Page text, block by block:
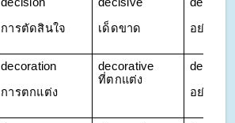
decision
การตัดสินใจ
decisive
เด็ดขาด อย่างเด็
decoration
การตกแต่ง
decorative
ที่ตกแต่ง
อย่างสว